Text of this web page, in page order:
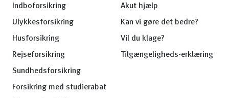
Indboforsikring
Ulykkesforsikring
Husforsikring
Rejseforsikring
Sundhedsforsikring
Forsikring med studierabat
Akut hjælp
Kan vi gøre det bedre?
Vil du klage?
Tilgængeligheds-erklæring